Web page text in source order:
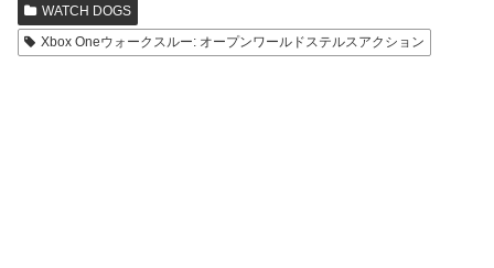
WATCH DOGS
Xbox Oneウォークスルー: オープンワールドステルスアクション